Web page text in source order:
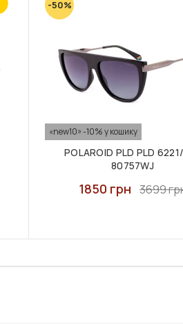
-50%
«new10» -10% у кошику
POLAROID PLD PLD
80757WJ
1850 грн 3699